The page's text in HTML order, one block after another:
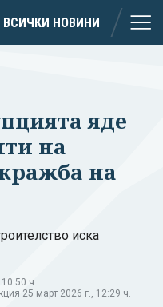
ВСИЧКИ НОВИНИ
яде
на
на
иска
ч.
25 март 2026 г., 12:29 ч.